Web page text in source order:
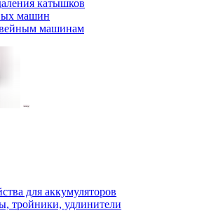
катышков
машин
машинам
для аккумуляторов
тройники, удлинители